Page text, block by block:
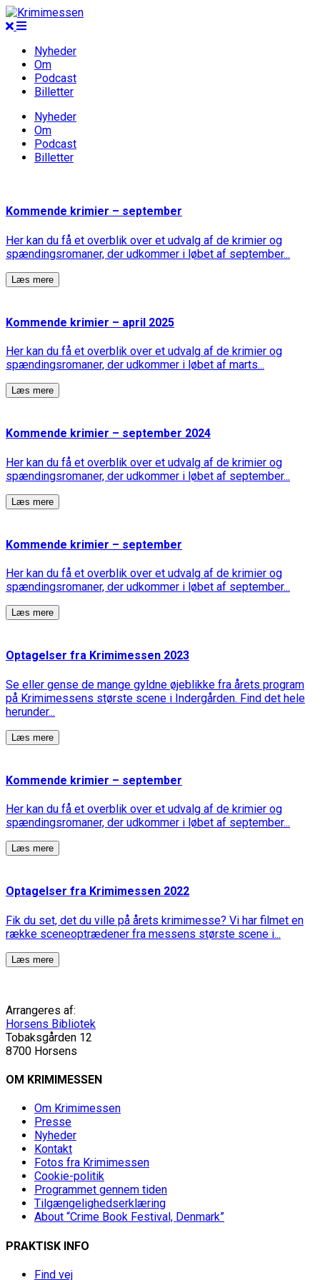
Nyheder
Om
Podcast
Billetter
Nyheder
Om
Podcast
Billetter
Kommende krimier – september
Her kan du få et overblik over et udvalg af de krimier og
spændingsromaner, der udkommer i løbet af september...
Læs mere
Kommende krimier – april 2025
Her kan du få et overblik over et udvalg af de krimier og
spændingsromaner, der udkommer i løbet af marts...
Læs mere
Kommende krimier – september 2024
Her kan du få et overblik over et udvalg af de krimier og
spændingsromaner, der udkommer i løbet af september...
Læs mere
Kommende krimier – september
Her kan du få et overblik over et udvalg af de krimier og
spændingsromaner, der udkommer i løbet af september...
Læs mere
Optagelser fra Krimimessen 2023
Se eller gense de mange gyldne øjeblikke fra årets program
på Krimimessens største scene i Indergården. Find det hele
herunder...
Læs mere
Kommende krimier – september
Her kan du få et overblik over et udvalg af de krimier og
spændingsromaner, der udkommer i løbet af september...
Læs mere
Optagelser fra Krimimessen 2022
Fik du set, det du ville på årets krimimesse? Vi har filmet en
række sceneoptrædener fra messens største scene i...
Læs mere
Arrangeres af:
Horsens Bibliotek
Tobaksgården 12
8700 Horsens
OM KRIMIMESSEN
Om Krimimessen
Presse
Nyheder
Kontakt
Fotos fra Krimimessen
Cookie-politik
Programmet gennem tiden
Tilgængelighedserklæring
About “Crime Book Festival, Denmark”
PRAKTISK INFO
Find vej